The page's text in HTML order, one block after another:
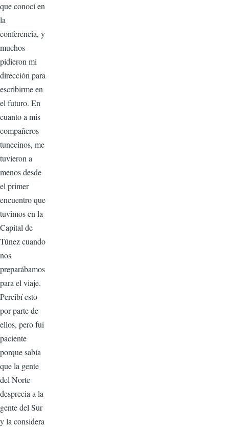
que conocí en
la
conferencia, y
muchos
pidieron mi
dirección para
escribirme en
el futuro. En
cuanto a mis
compañeros
tunecinos, me
tuvieron a
menos desde
el primer
encuentro que
tuvimos en la
Capital de
Túnez cuando
nos
preparábamos
para el viaje.
Percibí esto
por parte de
ellos, pero fui
paciente
porque sabía
que la gente
del Norte
desprecia a la
gente del Sur
y la considera